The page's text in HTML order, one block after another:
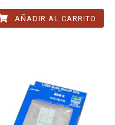
AÑADIR AL CARRITO